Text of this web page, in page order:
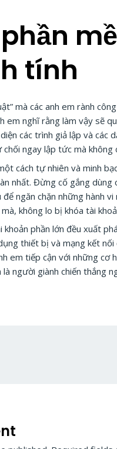
tính
mà các anh em rành
em nghĩ rằng làm vậy sẽ
các trình giả lập và
ngay lập tức mà
cách tự nhiên và minh
nhất. Đừng cố gắng dùng
ngăn chặn những hành
không lo bị khóa tài
phần lớn đều xuất
thiết bị và mạng kết nối
em tiếp cận với những
là người giành chiến thắng